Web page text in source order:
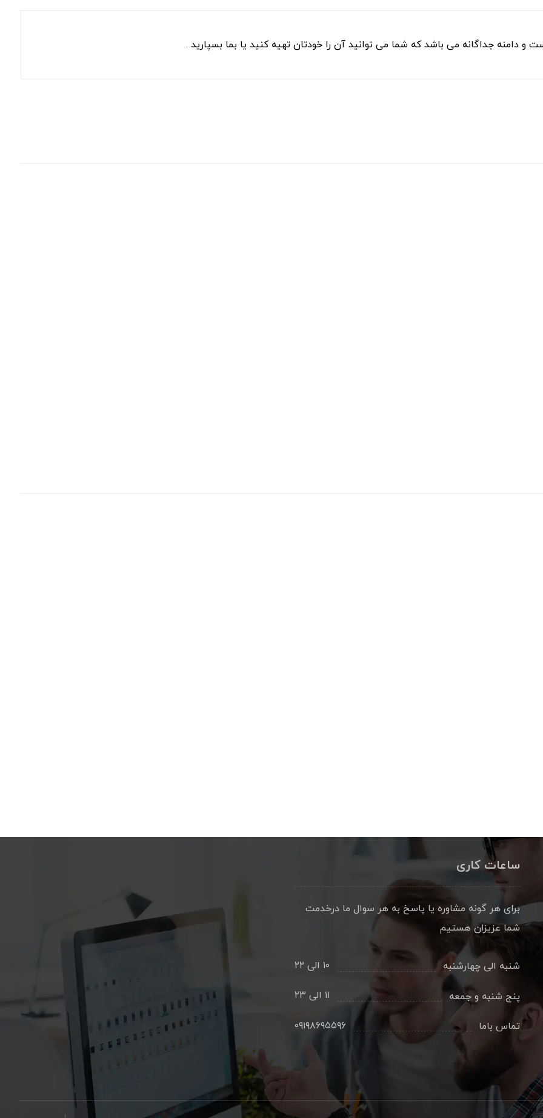
دامنه جداگانه می باشد که شما می توانید آن را خودتان تهیه کنید یا بما بسپارید .
ساعات کاری
برای هر گونه مشاوره یا پاسخ به هر سوال ما درخدمت
شما عزیزان هستیم
شنبه الی چهارشنبه ۱۰ الی ۲۲
پنج شنبه و جمعه ۱۱ الی ۲۳
تماس باما ۰۹۱۹۸۶۹۵۵۹۶